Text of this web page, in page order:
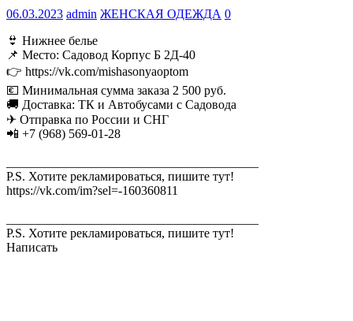
06.03.2023 admin ЖЕНСКАЯ ОДЕЖДА 0
👙 Нижнее белье
📌 Место: Садовод Корпус Б 2Д-40
👉 https://vk.com/mishasonyaoptom
💶 Минимальная сумма заказа 2 500 руб.
🚚 Доставка: ТК и Автобусами с Садовода
✈ Отправка по России и СНГ
📲 +7 (968) 569-01-28
P.S. Хотите рекламироваться, пишите тут!
https://vk.com/im?sel=-160360811
P.S. Хотите рекламироваться, пишите тут!
Написать